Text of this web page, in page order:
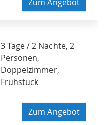
3 Tage / 2 Nächte, 2
Personen,
Doppelzimmer,
Frühstück
Zum Angebot